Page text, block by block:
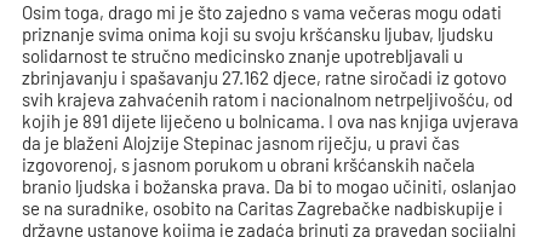
Osim toga, drago mi je što zajedno s vama večeras mogu odati
priznanje svima onima koji su svoju kršćansku ljubav, ljudsku
solidarnost te stručno medicinsko znanje upotrebljavali u
zbrinjavanju i spašavanju 27.162 djece, ratne siročadi iz gotovo
svih krajeva zahvaćenih ratom i nacionalnom netrpeljivošću, od
kojih je 891 dijete liječeno u bolnicama. I ova nas knjiga uvjerava
da je blaženi Alojzije Stepinac jasnom riječju, u pravi čas
izgovorenoj, s jasnom porukom u obrani kršćanskih načela
branio ljudska i božanska prava. Da bi to mogao učiniti, oslanjao
se na suradnike, osobito na Caritas Zagrebačke nadbiskupije i
državne ustanove kojima je zadaća brinuti za pravedan socijalni